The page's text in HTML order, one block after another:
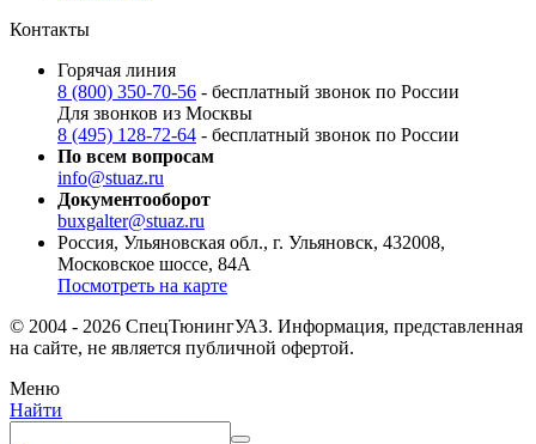
Контакты
Горячая линия
8 (800) 350-70-56 - бесплатный звонок по России
Для звонков из Москвы
8 (495) 128-72-64 - бесплатный звонок по России
По всем вопросам
info@stuaz.ru
Документооборот
buxgalter@stuaz.ru
Россия, Ульяновская обл., г. Ульяновск, 432008,
Московское шоссе, 84А
Посмотреть на карте
© 2004 - 2026 СпецТюнингУАЗ. Информация, представленная
на сайте, не является публичной офертой.
Меню
Найти